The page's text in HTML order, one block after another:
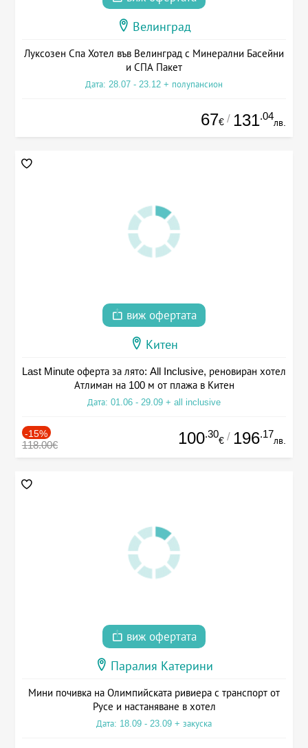
Велинград
Луксозен Спа Хотел във Велинград с Минерални Басейни
и СПА Пакет
Дата: 28.07 - 23.12 + полупансион
67€ / 131.04
лв.
виж офертата
Китен
Last Minute оферта за лято: All Inclusive, реновиран хотел
Атлиман на 100 м от плажа в Китен
Дата: 01.06 - 29.09 + all inclusive
-15%
118.00€ 100.30
€ / 196.17
лв.
виж офертата
Паралия Катерини
Мини почивка на Олимпийската ривиера с транспорт от
Русе и настаняване в хотел
Дата: 18.09 - 23.09 + закуска